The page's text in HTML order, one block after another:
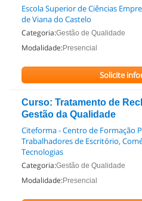
Escola Superior de Ciências
de Viana do Castelo
Categoria:Gestão de Qualidade
Modalidade:Presencial
Solicite
Curso: Tratamento de
Gestão da Qualidade
Citeforma - Centro de Formação
Trabalhadores de Escritório,
Tecnologias
Categoria:Gestão de Qualidade
Modalidade:Presencial